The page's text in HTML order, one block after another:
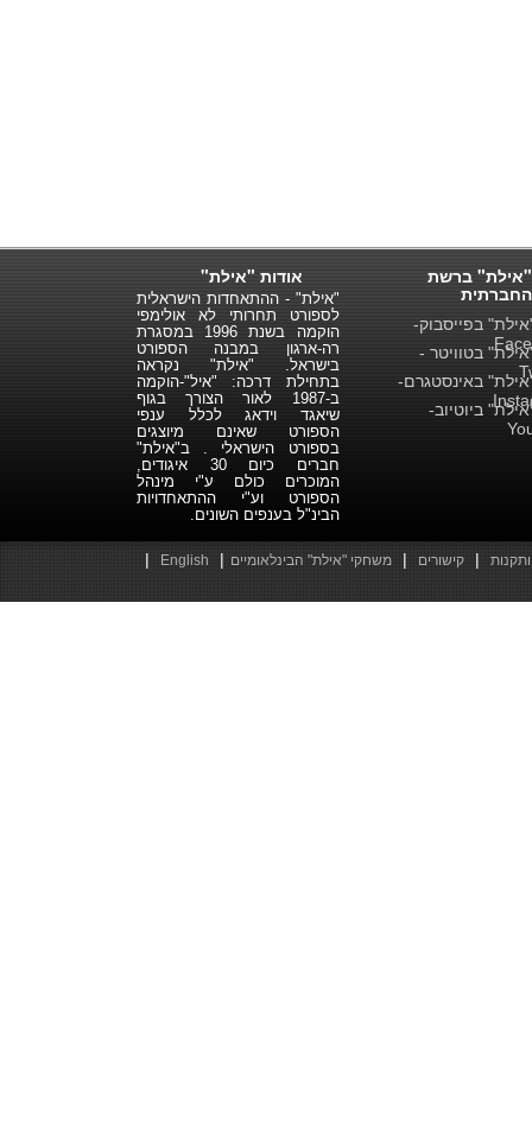
אודות "אילת"
"אילת" - ההתאחדות הישראלית
לספורט תחרותי לא אולימפי
הוקמה בשנת 1996 במסגרת
רה-ארגון במבנה הספורט
בישראל. "אילת" נקראה
בתחילת דרכה: "איל"-הוקמה
ב-1987 לאור הצורך בגוף
שיאגד וידאג לכלל ענפי
הספורט שאינם מיוצגים
בספורט הישראלי . ב"אילת"
חברים כיום 30 איגודים,
המוכרים כולם ע"י מינהל
הספורט וע"י ההתאחדויות
הבינ"ל בענפים השונים.
"אילת" ברשת
החברתית
בפייסבוק-
בטוויטר -
באינסטגרם-
ביוטיוב-
| קישורים | משחקי "אילת" הבינלאומיים |
English
|